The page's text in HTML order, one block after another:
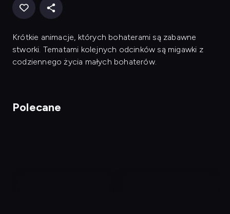
Krótkie animacje, których bohaterami są zabawne
stworki. Tematami kolejnych odcinków są migawki z
codziennego życia małych bohaterów.
Polecane